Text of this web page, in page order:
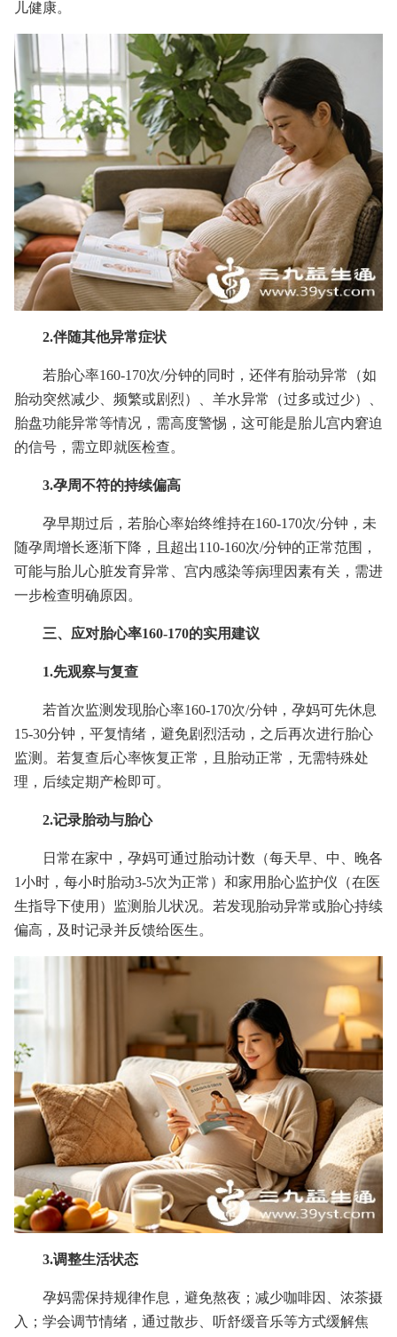
儿健康。
2.伴随其他异常症状
若胎心率160-170次/分钟的同时，还伴有胎动异常（如
胎动突然减少、频繁或剧烈）、羊水异常（过多或过少）、
胎盘功能异常等情况，需高度警惕，这可能是胎儿宫内窘迫
的信号，需立即就医检查。
3.孕周不符的持续偏高
孕早期过后，若胎心率始终维持在160-170次/分钟，未
随孕周增长逐渐下降，且超出110-160次/分钟的正常范围，
可能与胎儿心脏发育异常、宫内感染等病理因素有关，需进
一步检查明确原因。
三、应对胎心率160-170的实用建议
1.先观察与复查
若首次监测发现胎心率160-170次/分钟，孕妈可先休息
15-30分钟，平复情绪，避免剧烈活动，之后再次进行胎心
监测。若复查后心率恢复正常，且胎动正常，无需特殊处
理，后续定期产检即可。
2.记录胎动与胎心
日常在家中，孕妈可通过胎动计数（每天早、中、晚各
1小时，每小时胎动3-5次为正常）和家用胎心监护仪（在医
生指导下使用）监测胎儿状况。若发现胎动异常或胎心持续
偏高，及时记录并反馈给医生。
3.调整生活状态
孕妈需保持规律作息，避免熬夜；减少咖啡因、浓茶摄
入；学会调节情绪，通过散步、听舒缓音乐等方式缓解焦